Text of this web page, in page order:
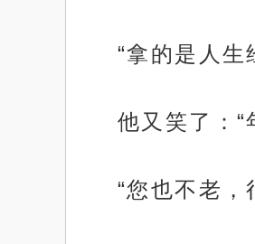
“拿的是人生
他又笑了：“
“您也不老，